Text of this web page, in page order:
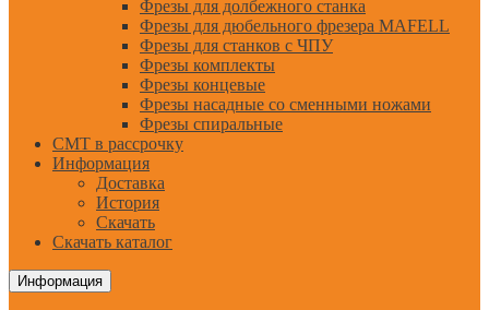
Фрезы для долбежного станка
Фрезы для дюбельного фрезера MAFELL
Фрезы для станков с ЧПУ
Фрезы комплекты
Фрезы концевые
Фрезы насадные со сменными ножами
Фрезы спиральные
CMT в рассрочку
Информация
Доставка
История
Скачать
Скачать каталог
Информация